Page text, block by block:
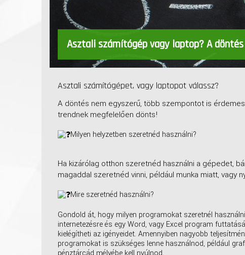
Asztali számítógép vagy laptop? A
Asztali számítógépet, vagy laptopot válassz?
A döntés nem egyszerű, több szempontot is
trendnek megfelelően dönts!
Milyen helyzetben szeretnéd használni?
Ha kizárólag otthon szeretnéd használni a gépedet,
magaddal szeretnéd vinni, például munka miatt, vagy
Mire szeretnéd használni?
Gondold át, hogy milyen programokat szeretnél
internetezésre és egy Word, vagy Excel program
kielégítheti az igényeidet. Amennyiben nagyobb
programokat is szükséges lenne használnod, például